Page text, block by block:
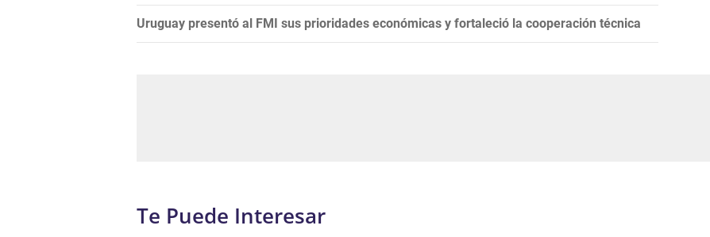
Uruguay presentó al FMI sus prioridades económicas y fortaleció la cooperación técnica
Te Puede Interesar